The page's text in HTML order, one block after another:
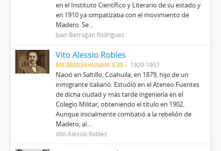
en el Instituto Científico y Literario de su estado y
en 1910 ya simpatizaba con el movimiento de
Madero. Se...
Juan Barragán Rodríguez
Vito Alessio Robles
MX 09003AHUNAM 3.39 1920-1957
Nació en Saltillo, Coahuila, en 1879, hijo de un
inmigrante italiano. Estudió en el Ateneo Fuentes
de dicha ciudad y más tarde ingeniería en el
Colegio Militar, obteniendo el título en 1902.
Aunque inicialmente combatió a la rebelión de
Madero, al...
Vito Alessio Robles